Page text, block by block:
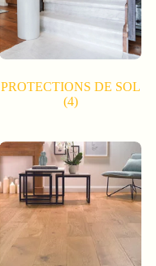
PROTECTIONS DE SOL
(4)